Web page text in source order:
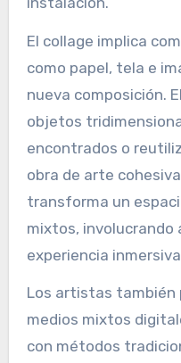
El collage implica
como papel, tela e
nueva composición.
objetos
encontrados o
obra de arte
transforma un
mixtos, involucrando
experiencia
Los artistas también
medios mixtos
con métodos